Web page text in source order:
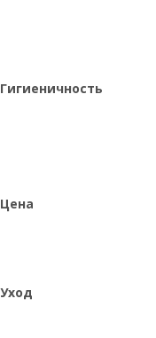
Гигиеничность
Цена
Уход